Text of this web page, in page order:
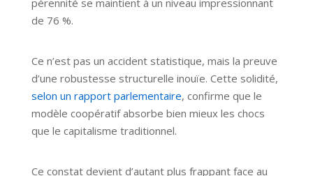
pérennité se maintient à un niveau impressionnant
de 76 %.
Ce n’est pas un accident statistique, mais la preuve
d’une robustesse structurelle inouïe. Cette solidité,
selon un rapport parlementaire, confirme que le
modèle coopératif absorbe bien mieux les chocs
que le capitalisme traditionnel.
Ce constat devient d’autant plus frappant face au